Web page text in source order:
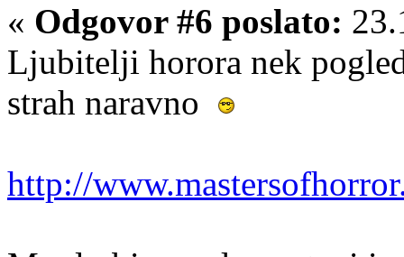
« Odgovor #6 poslato:
Ljubitelji horora nek
strah naravno
http://